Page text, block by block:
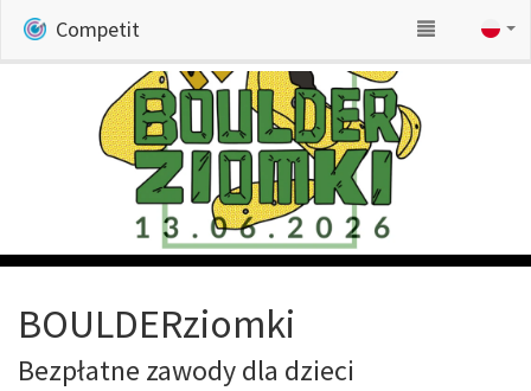
Competit
BOULDERziomki
Bezpłatne zawody dla dzieci